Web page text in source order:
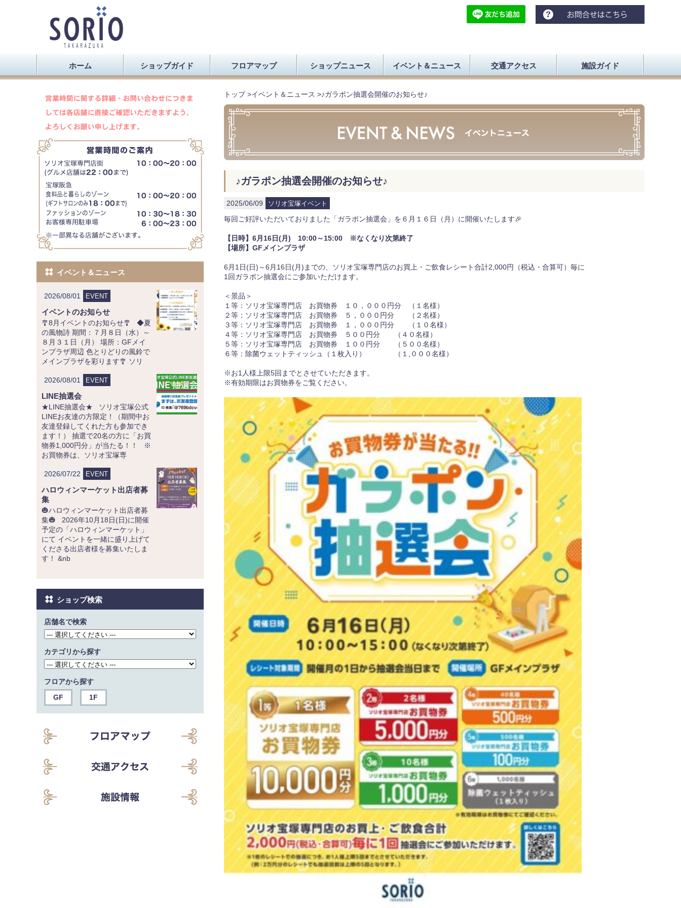
ホーム ショップガイド フロアマップ ショップニュース イベント＆ニュース 交通アクセス 施設ガイド
トップ>イベント＆ニュース >♪ガラポン抽選会開催のお知らせ♪
♪ガラポン抽選会開催のお知らせ♪
2025/06/09 ソリオ宝塚イベント
毎回ご好評いただいておりました「ガラポン抽選会」を６月１６日（月）に開催いたします🎉
【日時】6月16日(月) 10:00～15:00 ※なくなり次第終了
【場所】 GFメインプラザ
6月1日(日)～6月16日(月)までの、ソリオ宝塚専門店のお買上・ご飲食レシート合計2,000円（税込・合算可）毎に
1回ガラポン抽選会にご参加いただけます。
＜景品＞
１等：ソリオ宝塚専門店 お買物券 １０，０００円分 （１名様）
２等：ソリオ宝塚専門店 お買物券 ５，０００円分 （２名様）
３等：ソリオ宝塚専門店 お買物券 １，０００円分 （１０名様）
４等：ソリオ宝塚専門店 お買物券 ５００円分 （４０名様）
５等：ソリオ宝塚専門店 お買物券 １００円分 （５００名様）
６等：除菌ウェットティッシュ（１枚入り） （１,０００名様）
※お1人様上限5回までとさせていただきます。
※有効期限はお買物券をご覧ください。
イベント＆ニュース
2026/08/01 EVENT
イベントのお知らせ
🎐8月イベントのお知らせ🎐 ◆夏
の風物詩 期間：７月８日（水）～
８月３１日（月） 場所：GFメイ
ンプラザ周辺 色とりどりの風鈴で
メインプラザを彩ります🎐 ソリ
2026/08/01 EVENT
LINE抽選会
★LINE抽選会★ ソリオ宝塚公式
LINEお友達の方限定！（期間中お
友達登録してくれた方も参加でき
ます！） 抽選で20名の方に「お買
物券1,000円分」が当たる！！ ※
お買物券は、ソリオ宝塚専
2026/07/22 EVENT
ハロウィンマーケット出店者募
集
🎃ハロウィンマーケット出店者募
集🎃 2026年10月18日(日)に開催
予定の「ハロウィンマーケット」
にて イベントを一緒に盛り上げて
くださる出店者様を募集いたしま
す！ &nb
ショップ検索
店舗名で検索
カテゴリから探す
フロアから探す
GF
1F